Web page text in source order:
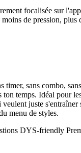
focalisée sur
de pression, plus
timer, sans combo,
ton temps. Idéal pour
juste s'entraîner
menu de styles.
DYS-friendly